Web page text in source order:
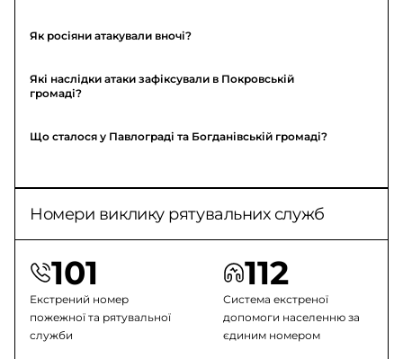
Як росіяни атакували вночі?
Які наслідки атаки зафіксували в Покровській
громаді?
Що сталося у Павлограді та Богданівській громаді?
Номери виклику рятувальних служб
101
Екстрений номер
пожежної та рятувальної
служби
112
Система екстреної
допомоги населенню за
єдиним номером